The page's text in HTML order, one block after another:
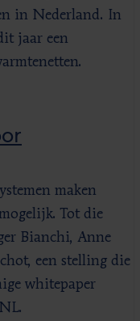
in Nederland. In
jaar een
maken
Tot die
Bianchi, Anne
een stelling die
whitepaper